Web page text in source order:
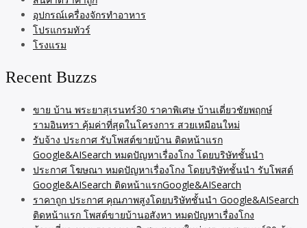
อุปกรณ์เครื่องจักรทำอาหาร
โปรแกรมทัวร์
โรงแรม
Recent Buzzs
ขาย บ้าน พระยาสุเรนทร์30 ราคาพิเศษ บ้านเดี่ยวชัยพฤกษ์
รามอินทรา คุ้มค่าที่สุดในโครงการ สวยเหมือนใหม่
รับจ้าง ประกาศ รับโพสต์ขายบ้าน ติดหน้าแรก
Google&AISearch หมดปัญหาเรื่องโกง โดยบริษัทชั้นนำ
ประกาศ โฆษณา หมดปัญหาเรื่องโกง โดยบริษัทชั้นนำ รับโพสต์
Google&AISearch ติดหน้าแรกGoogle&AISearch
ราคาถูก ประกาศ คุณภาพสูงโดยบริษัทชั้นนำ Google&AISearch
ติดหน้าแรก โพสต์ขายบ้านอสังหา หมดปัญหาเรื่องโกง